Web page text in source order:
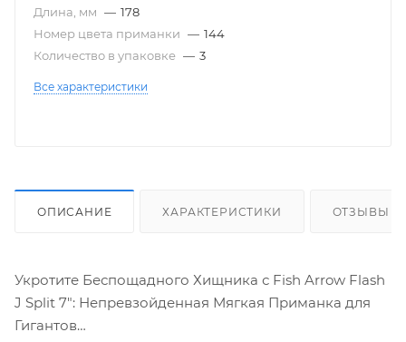
Длина, мм — 178
Номер цвета приманки — 144
Количество в упаковке — 3
Все характеристики
ОПИСАНИЕ ХАРАКТЕРИСТИКИ ОТЗЫВЫ
Укротите Беспощадного Хищника с Fish Arrow Flash
J Split 7": Непревзойденная Мягкая Приманка для
Гигантов